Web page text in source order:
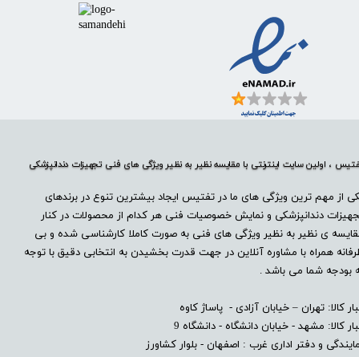
، اولین سایت اینترنتی با مقایسه نظیر به نظیر ویژگی های فنی تجهیزات دندانپزشکی
از مهم ترین ویژگی های ما در تفتیس ایجاد بیشترین تنوع در برندهای
دندانپزشکی و نمایش خصوصیات فنی هر کدام از محصولات در کنار
ی نظیر به نظیر ویژگی های فنی به صورت کاملا کارشناسی شده و بی
همراه با مشاوره آنلاین در جهت قدرت بخشیدن به انتخابی دقیق با توجه
بودجه شما می باشد .
کالا: تهران – خیابان آزادی - پاساژ کاوه
کالا: مشهد - خیابان دانشگاه - دانشگاه 9
و دفتر اداری غرب : اصفهان - بلوار کشاورز​​​​​​​